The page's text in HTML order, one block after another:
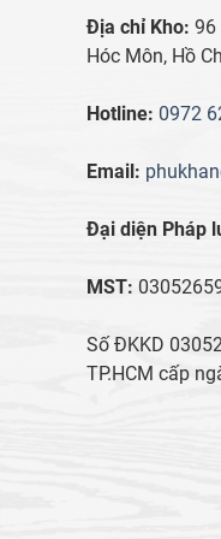
Địa chỉ Kho: 96
Hóc Môn, Hồ
Hotline: 0972
Email:
Đại diện Pháp
MST:
Số ĐKKD
TP.HCM cấp